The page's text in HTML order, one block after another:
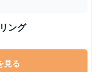
ング
見る